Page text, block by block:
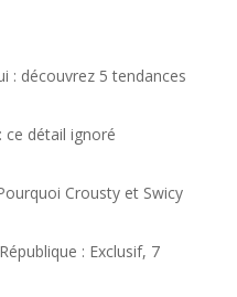
: découvrez 5 tendances
ce détail ignoré
Crousty et Swicy
: Exclusif, 7